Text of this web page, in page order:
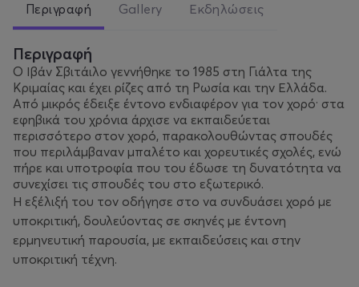
Περιγραφή Gallery Εκδηλώσεις
Περιγραφή
Ο Ιβάν Σβιτάιλο γεννήθηκε το 1985 στη Γιάλτα της
Κριμαίας και έχει ρίζες από τη Ρωσία και την Ελλάδα.
Από μικρός έδειξε έντονο ενδιαφέρον για τον χορό· στα
εφηβικά του χρόνια άρχισε να εκπαιδεύεται
περισσότερο στον χορό, παρακολουθώντας σπουδές
που περιλάμβαναν μπαλέτο και χορευτικές σχολές, ενώ
πήρε και υποτροφία που του έδωσε τη δυνατότητα να
συνεχίσει τις σπουδές του στο εξωτερικό.
Η εξέλιξή του τον οδήγησε στο να συνδυάσει χορό με
υποκριτική, δουλεύοντας σε σκηνές με έντονη
ερμηνευτική παρουσία, με εκπαιδεύσεις και στην
υποκριτική τέχνη.